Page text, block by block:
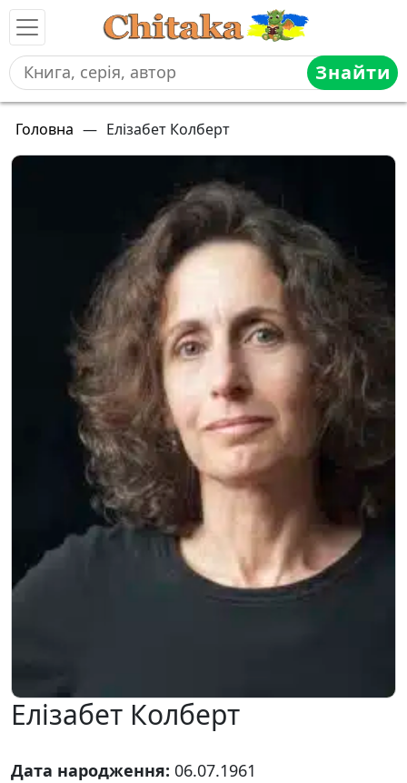
Знайти
Головна — Елізабет Колберт
Елізабет Колберт
Дата народження: 06.07.1961